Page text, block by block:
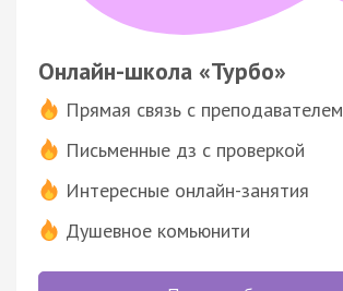
Онлайн-школа «Турбо»
Прямая связь с преподавателем
Письменные дз с проверкой
Интересные онлайн-занятия
Душевное комьюнити